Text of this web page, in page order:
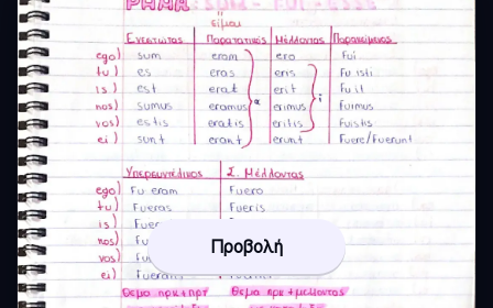
Προβολή